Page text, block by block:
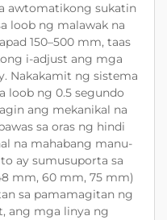
awtomatikong sukatin
loob ng malawak na
150–500 mm, taas
i-adjust ang mga
Nakakamit ng sistema
loob ng 0.5 segundo
ang mekanikal na
sa oras ng hindi
na mahabang manu-
ay sumusuporta sa
mm, 60 mm, 75 mm)
sa pamamagitan ng
ang mga linya ng